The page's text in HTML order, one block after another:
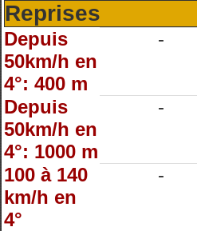
Reprises
Depuis
50km/h en
4°: 400 m
-
Depuis
50km/h en
4°: 1000 m
-
100 à 140
km/h en
4°
-